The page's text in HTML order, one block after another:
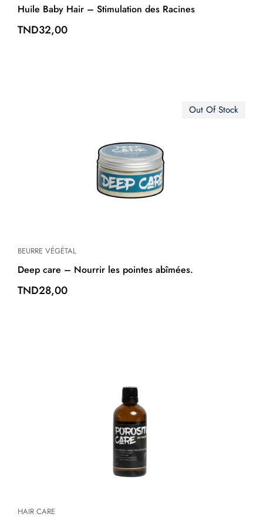
Huile Baby Hair – Stimulation des Racines
TND32,00
Out Of Stock
BEURRE VÉGÉTAL
Deep care – Nourrir les pointes abîmées.
TND28,00
HAIR CARE